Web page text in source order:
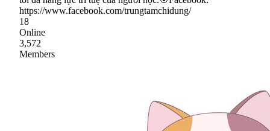
https://www.facebook.com/trungtamchidung/
18
Online
3,572
Members